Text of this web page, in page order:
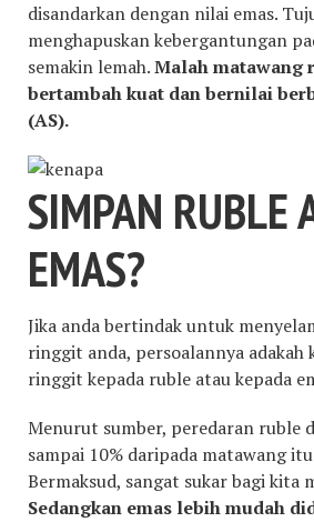
disandarkan dengan nilai emas.
menghapuskan kebergantungan
semakin lemah.Malah matawang
bertambah kuat dan bernilai
(AS).
SIMPAN RUBLE
EMAS?
Jika anda bertindak untuk
ringgit anda, persoalannya
ringgit kepada ruble atau kepada
Menurut sumber, peredaran ruble
sampai 10% daripada matawang
Bermaksud, sangat sukar bagi kita
Sedangkan emas lebih mudah